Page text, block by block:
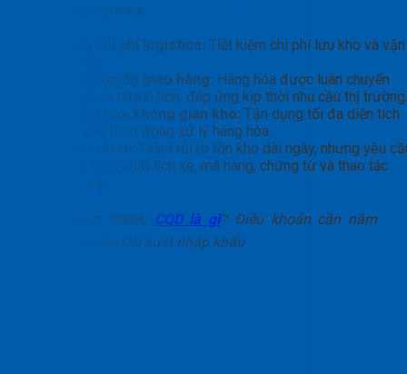
hoạt động logistics:
Giảm chi phí logistics: Tiết kiệm chi phí lưu kho và vận
Tăng tốc độ giao hàng: Hàng hóa được luân chuyển
hàng hóa nhanh hơn, đáp ứng kịp thời nhu cầu thị trường.
Tối ưu hóa không gian kho: Tận dụng tối đa diện tích
kho cho hoạt động xử lý hàng hóa.
Giảm rủi ro: Giảm rủi ro tồn kho dài ngày, nhưng yêu
kiểm soát chặt lịch xe, mã hàng, chứng từ và thao tác
>>Xem thêm: CQD là gì? Điều khoản cần nắm
vững cho DN xuất nhập khẩu